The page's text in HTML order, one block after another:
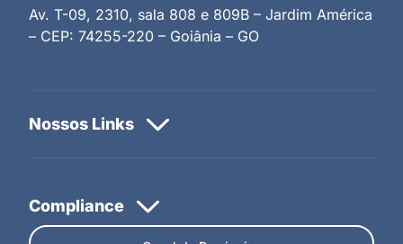
Av. T-09, 2310, sala 808 e 809B – Jardim América
– CEP: 74255-220 – Goiânia – GO